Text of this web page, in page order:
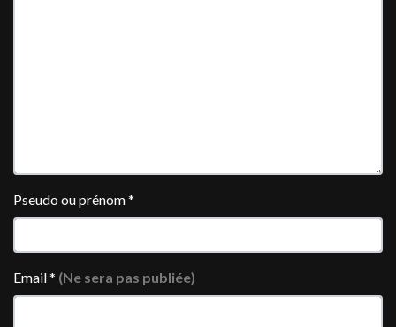
Pseudo ou prénom*
Email* (Ne sera pas publiée)